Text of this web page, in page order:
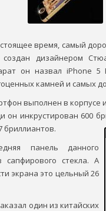
время, самый
дизайнером
он назвал iPhone 5
камней и самых
выполнен в корпусе
он инкрустирован 600
бриллиантов.
панель данного
сапфирового стекла. А
экрана это цельный 26
один из китайских